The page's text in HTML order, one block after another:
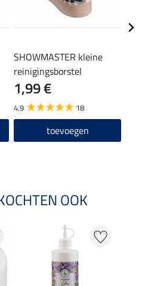
SHOWMASTER kleine
reinigingsborstel
1,99 €
4.9 18
toevoegen
OOK